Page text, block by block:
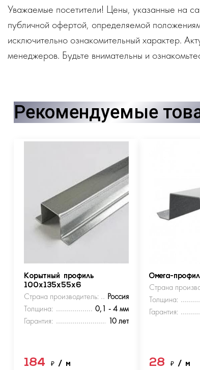
Уважаемые посетители! Цены, указанные на
публичной офертой, определяемой
исключительно ознакомительный характер.
менеджеров. Будьте внимательны и
Рекомендуемые
Корытный профиль
100х135х55х6
Страна производитель:
Россия
Толщина:
0,1 - 4 мм
Гарантия:
10 лет
184₽/ м
Омега-
Страна
Толщина:
Гарантия:
28₽/ м